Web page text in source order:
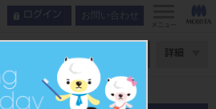
ログイン お問い合わせ
メニュー
詳細
歯 55 615